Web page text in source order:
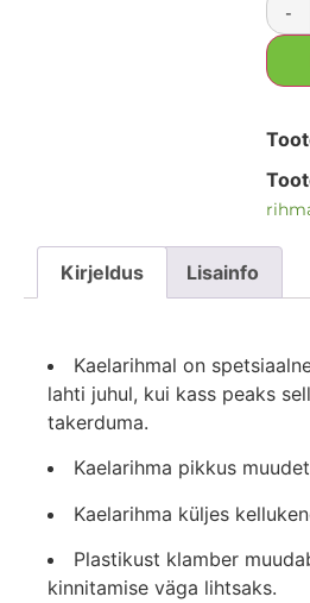
-
Kirjeldus Lisainfo
Kaelarihmal on
lahti juhul, kui kass peaks
takerduma.
Kaelarihma pikkus
Kaelarihma küljes
Plastikust klamber
kinnitamise väga lihtsaks.